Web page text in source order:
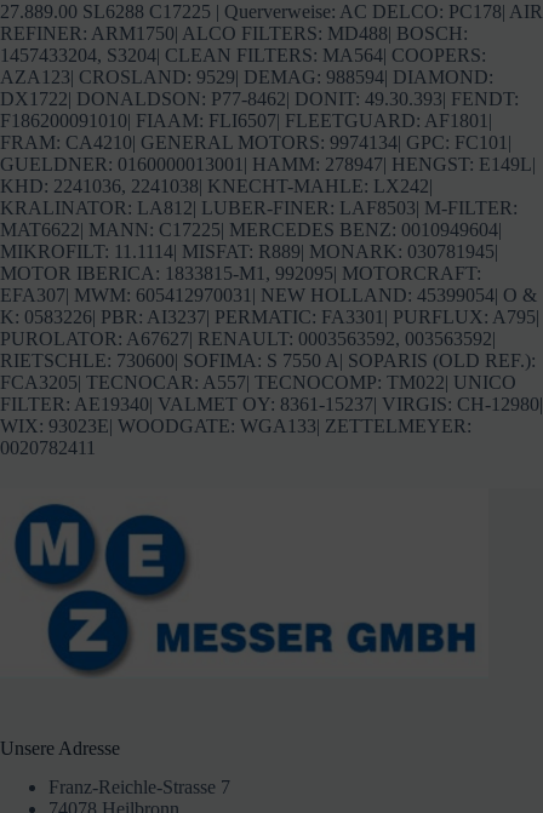
27.889.00 SL6288 C17225 | Querverweise: AC DELCO: PC178| AIR
REFINER: ARM1750| ALCO FILTERS: MD488| BOSCH:
1457433204, S3204| CLEAN FILTERS: MA564| COOPERS:
AZA123| CROSLAND: 9529| DEMAG: 988594| DIAMOND:
DX1722| DONALDSON: P77-8462| DONIT: 49.30.393| FENDT:
F186200091010| FIAAM: FLI6507| FLEETGUARD: AF1801|
FRAM: CA4210| GENERAL MOTORS: 9974134| GPC: FC101|
GUELDNER: 0160000013001| HAMM: 278947| HENGST: E149L|
KHD: 2241036, 2241038| KNECHT-MAHLE: LX242|
KRALINATOR: LA812| LUBER-FINER: LAF8503| M-FILTER:
MAT6622| MANN: C17225| MERCEDES BENZ: 0010949604|
MIKROFILT: 11.1114| MISFAT: R889| MONARK: 030781945|
MOTOR IBERICA: 1833815-M1, 992095| MOTORCRAFT:
EFA307| MWM: 605412970031| NEW HOLLAND: 45399054| O &
K: 0583226| PBR: AI3237| PERMATIC: FA3301| PURFLUX: A795|
PUROLATOR: A67627| RENAULT: 0003563592, 003563592|
RIETSCHLE: 730600| SOFIMA: S 7550 A| SOPARIS (OLD REF.):
FCA3205| TECNOCAR: A557| TECNOCOMP: TM022| UNICO
FILTER: AE19340| VALMET OY: 8361-15237| VIRGIS: CH-12980|
WIX: 93023E| WOODGATE: WGA133| ZETTELMEYER:
0020782411
Unsere Adresse
Franz-Reichle-Strasse 7
74078 Heilbronn